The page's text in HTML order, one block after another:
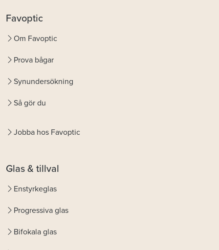
Favoptic
Om Favoptic
Prova bågar
Synundersökning
Så gör du
Jobba hos Favoptic
Glas & tillval
Enstyrkeglas
Progressiva glas
Bifokala glas